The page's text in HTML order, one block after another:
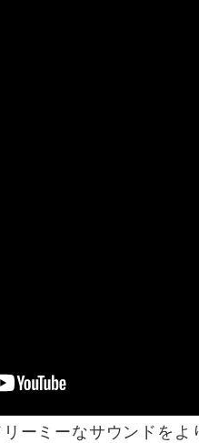
ーミーなサウンドを